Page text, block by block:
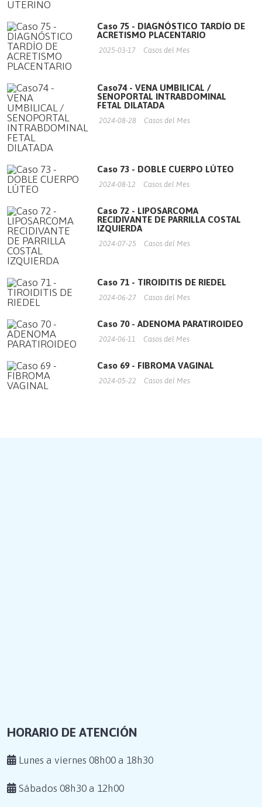
Caso 75 - DIAGNÓSTICO TARDÍO DE
ACRETISMO PLACENTARIO
2025-03-17 Casos del Mes
Caso74 - VENA UMBILICAL /
SENOPORTAL INTRABDOMINAL
FETAL DILATADA
2024-08-28 Casos del Mes
Caso 73 - DOBLE CUERPO LÚTEO
2024-08-12 Casos del Mes
Caso 72 - LIPOSARCOMA
RECIDIVANTE DE PARRILLA COSTAL
IZQUIERDA
2024-07-25 Casos del Mes
Caso 71 - TIROIDITIS DE RIEDEL
2024-06-27 Casos del Mes
Caso 70 - ADENOMA PARATIROIDEO
2024-06-11 Casos del Mes
Caso 69 - FIBROMA VAGINAL
2024-05-22 Casos del Mes
HORARIO DE ATENCIÓN
Lunes a viernes 08h00 a 18h30
Sábados 08h30 a 12h00